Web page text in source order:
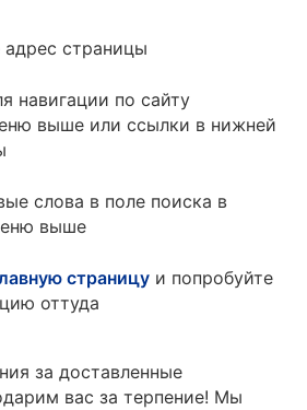
страницы
навигации по сайту
выше или ссылки в нижней
слова в поле поиска в
выше
страницу и попробуйте
оттуда
за доставленные
вас за терпение! Мы